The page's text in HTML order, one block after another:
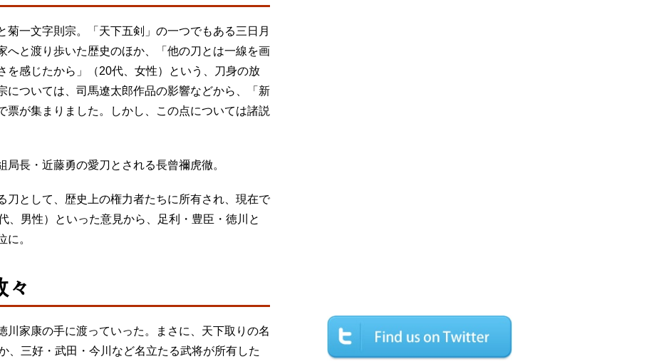
菊一文字則宗。「天下五剣」の一つでもある三日月
へと渡り歩いた歴史のほか、「他の刀とは一線を画
を感じたから」（20代、女性）という、刀身の放
については、司馬遼太郎作品の影響などから、「新
票が集まりました。しかし、この点については諸説
長・近藤勇の愛刀とされる長曾禰虎徹。
刀として、歴史上の権力者たちに所有され、現在で
、男性）といった意見から、足利・豊臣・徳川と
に。
々
川家康の手に渡っていった。まさに、天下取りの名
、三好・武田・今川など名立たる武将が所有した